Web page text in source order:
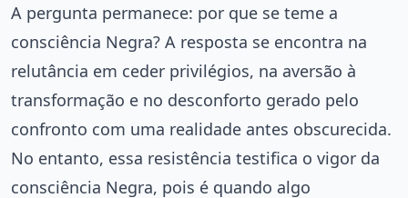
A pergunta permanece: por que se teme a
consciência Negra? A resposta se encontra na
relutância em ceder privilégios, na aversão à
transformação e no desconforto gerado pelo
confronto com uma realidade antes obscurecida.
No entanto, essa resistência testifica o vigor da
consciência Negra, pois é quando algo